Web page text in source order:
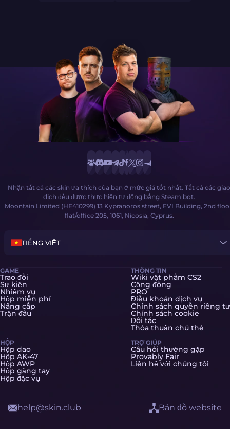
Nhận tất cả các skin ưa thích của bạn ở mức giá tốt nhất. Tất cả các giao
dịch đều được thực hiện tự động bằng Steam bot.
Moontain Limited (HE410299) 13 Kypranoros street, EVI Building, 2nd
flat/office 205, 1061, Nicosia, Cyprus.
TIẾNG VIỆT
GAME
Trao đổi
Sự kiện
Nhiệm vụ
Hộp miễn phí
Nâng cấp
Trận đấu
HỘP
Hộp dao
Hộp AK-47
Hộp AWP
Hộp găng tay
Hộp đặc vụ
THÔNG TIN
Wiki vật phẩm CS2
Cộng đồng
PRO
Điều khoản dịch vụ
Chính sách quyền riêng tư
Chính sách cookie
Đối tác
Thỏa thuận chủ thẻ
TRỢ GIÚP
Câu hỏi thường gặp
Provably Fair
Liên hệ với chúng tôi
help@skin.club Bản đồ website